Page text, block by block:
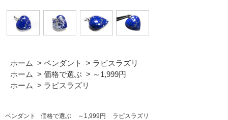
ホーム > ペンダント > ラピスラズリ
ホーム > 価格で選ぶ > ～1,999円
ホーム > ラピスラズリ
ペンダント 価格で選ぶ ～1,999円 ラピスラズリ